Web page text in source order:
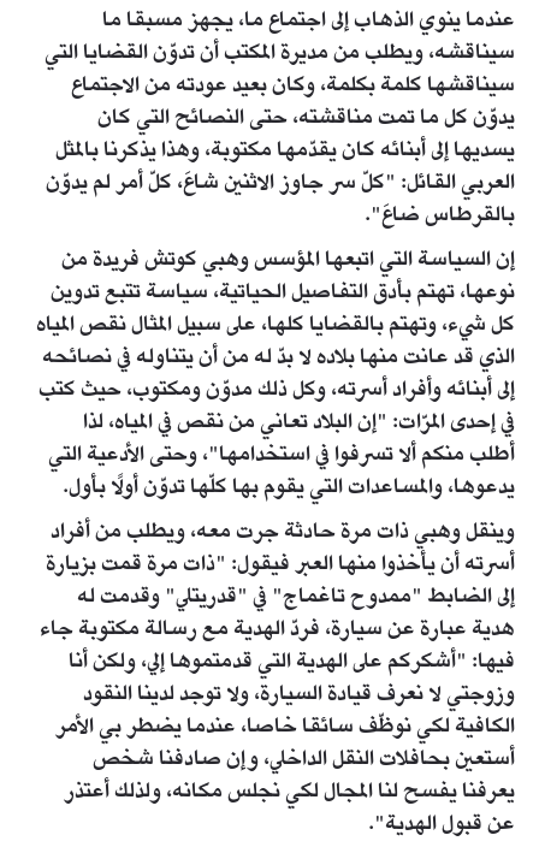
عندما ينوي الذهاب إلى اجتماع ما، يجهز مسبقا ما
سيناقشه، ويطلب من مديرة المكتب أن تدوّن القضايا التي
سيناقشها كلمة بكلمة، وكان بعيد عودته من الاجتماع
يدوّن كل ما تمت مناقشته، حتى النصائح التي كان
يسديها إلى أبنائه كان يقدّمها مكتوبة، وهذا يذكرنا بالمثل
العربي القائل: "كلّ سر جاوز الاثنين شاعَ، كلّ أمر لم يدوّن
بالقرطاس ضاعَ".
إن السياسة التي اتبعها المؤسس وهبي كوتش فريدة من
نوعها، تهتم بأدق التفاصيل الحياتية، سياسة تتبع تدوين
كل شيء، وتهتم بالقضايا كلها، على سبيل المثال نقص المياه
الذي قد عانت منها بلاده لا بدّ له من أن يتناوله في نصائحه
إلى أبنائه وأفراد أسرته، وكل ذلك مدوّن ومكتوب، حيث كتب
في إحدى المرّات: "إن البلاد تعاني من نقص في المياه، لذا
أطلب منكم ألا تسرفوا في استخدامها"، وحتى الأدعية التي
يدعوها، والمساعدات التي يقوم بها كلّها تدوّن أولًا بأول.
وينقل وهبي ذات مرة حادثة جرت معه، ويطلب من أفراد
أسرته أن يأخذوا منها العبر فيقول: "ذات مرة قمت بزيارة
إلى الضابط "ممدوح تاغماج" في "قدريتلي" وقدمت له
هدية عبارة عن سيارة، فردّ الهدية مع رسالة مكتوبة جاء
فيها: "أشكركم على الهدية التي قدمتموها إلي، ولكن أنا
وزوجتي لا نعرف قيادة السيارة، ولا توجد لدينا النقود
الكافية لكي نوظّف سائقا خاصا، عندما يضطر بي الأمر
أستعين بحافلات النقل الداخلي، وإن صادفنا شخص
يعرفنا يفسح لنا المجال لكي نجلس مكانه، ولذلك أعتذر
عن قبول الهدية".